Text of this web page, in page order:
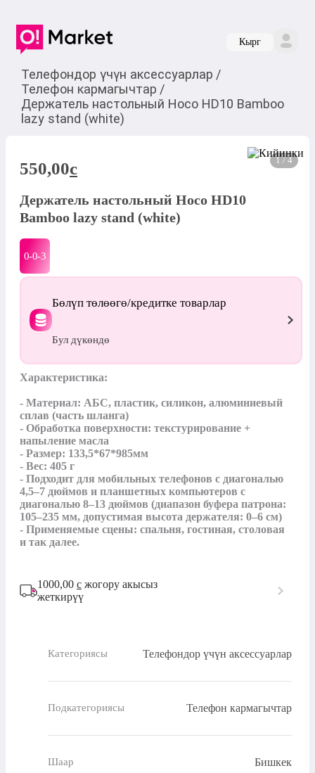
Кырг
Телефондор үчүн аксессуарлар /
Телефон кармагычтар /
Держатель настольный Hoco HD10 Bamboo
lazy stand (white)
1 / 4
550,00c
Держатель настольный Hoco HD10
Bamboo lazy stand (white)
0-0-3
Бөлүп төлөөгө/кредитке товарлар
Бул дүкөндө
Характеристика:
- Материал: АБС, пластик, силикон, алюминиевый
сплав (часть шланга)
- Обработка поверхности: текстурирование +
напыление масла
- Размер: 133,5*67*985мм
- Вес: 405 г
- Подходит для мобильных телефонов с диагональю
4,5–7 дюймов и планшетных компьютеров с
диагональю 8–13 дюймов (диапазон буфера патрона:
105–235 мм, допустимая высота держателя: 0–6 см)
- Применяемые сцены: спальня, гостиная, столовая
и так далее.
1000,00 с жогору акысыз
жеткирүү
Категориясы Телефондор үчүн аксессуарлар
Подкатегориясы Телефон кармагычтар
Шаар Бишкек